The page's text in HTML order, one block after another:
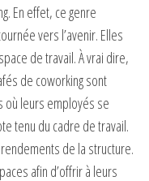
En effet, ce genre
vers l’avenir. Elles
de travail. À vrai dire,
de coworking sont
où leurs employés se
tenu du cadre de travail.
de la structure.
afin d’offrir à leurs